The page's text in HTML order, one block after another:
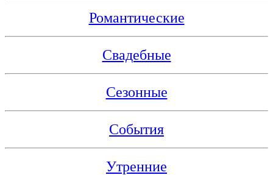
Романтические
Свадебные
Сезонные
События
Утренние